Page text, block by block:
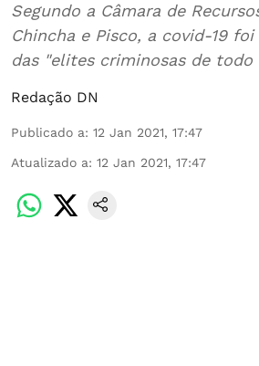
Segundo a Câmara de
Chincha e Pisco, a covid-19
das "elites criminosas de todo
Redação DN
Publicado a: 12 Jan 2021, 17:47
Atualizado a: 12 Jan 2021, 17:47